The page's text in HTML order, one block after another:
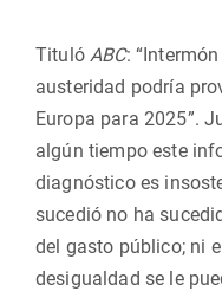
TitulóABC:
austeridad podría
Europa para 2025”.
algún tiempo este
diagnóstico es
sucedió no ha
del gasto público; ni
desigualdad se le